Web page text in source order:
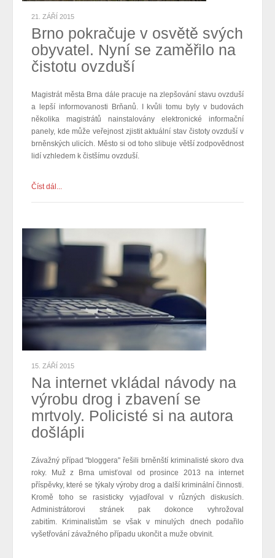
21. ZÁŘÍ 2015
Brno pokračuje v osvětě svých
obyvatel. Nyní se zaměřilo na
čistotu ovzduší
Magistrát města Brna dále pracuje na zlepšování stavu ovzduší
a lepší informovanosti Brňanů. I kvůli tomu byly v budovách
několika magistrátů nainstalovány elektronické informační
panely, kde může veřejnost zjistit aktuální stav čistoty ovzduší v
brněnských ulicích. Město si od toho slibuje větší zodpovědnost
lidí vzhledem k čistšímu ovzduší.
Číst dál...
15. ZÁŘÍ 2015
Na internet vkládal návody na
výrobu drog i zbavení se
mrtvoly. Policisté si na autora
došlápli
Závažný případ "bloggera" řešili brněnští kriminalisté skoro dva
roky. Muž z Brna umisťoval od prosince 2013 na internet
příspěvky, které se týkaly výroby drog a další kriminální činnosti.
Kromě toho se rasisticky vyjadřoval v různých diskusích.
Administrátorovi stránek pak dokonce vyhrožoval
zabitím.
Kriminalistům se však v minulých dnech podařilo
vyšetřování závažného případu ukončit a muže obvinit.